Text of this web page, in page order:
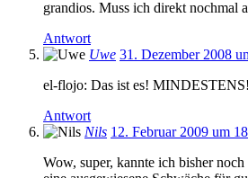
grandios. Muss ich direkt nochmal
Antwort
Uwe 31. Dezember 2008
el-flojo: Das ist es!
Antwort
Nils 12. Februar 2009 um
Wow, super, kannte ich bisher